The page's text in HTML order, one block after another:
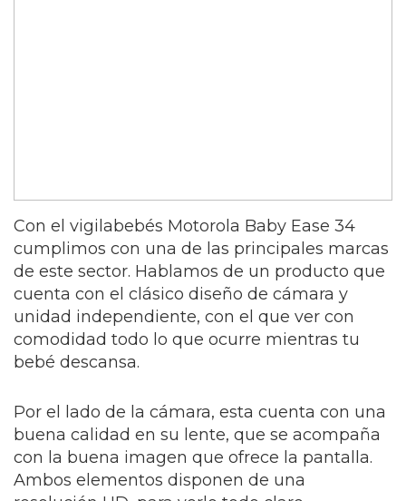
Con el vigilabebés Motorola Baby Ease 34
cumplimos con una de las principales marcas
de este sector. Hablamos de un producto que
cuenta con el clásico diseño de cámara y
unidad independiente, con el que ver con
comodidad todo lo que ocurre mientras tu
bebé descansa.
Por el lado de la cámara, esta cuenta con una
buena calidad en su lente, que se acompaña
con la buena imagen que ofrece la pantalla.
Ambos elementos disponen de una